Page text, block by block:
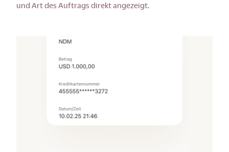
und Art des Auftrags direkt angezeigt.